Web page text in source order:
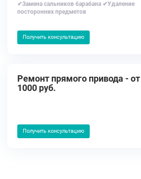
✔Замена сальников барабана ✔Удаление
посторонних предметов
Получить консультацию
Ремонт прямого привода - от
1000 руб.
Получить консультацию